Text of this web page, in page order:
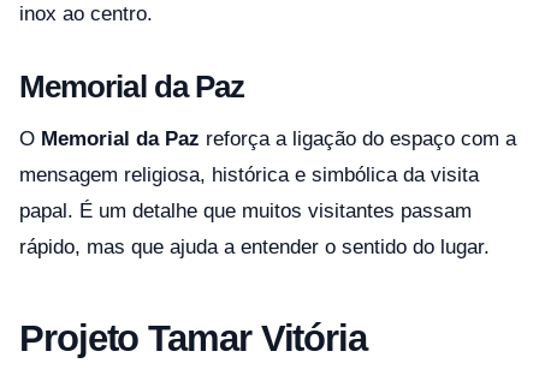
inox ao centro.
Memorial da Paz
O Memorial da Paz reforça a ligação do espaço com a
mensagem religiosa, histórica e simbólica da visita
papal. É um detalhe que muitos visitantes passam
rápido, mas que ajuda a entender o sentido do lugar.
Projeto Tamar Vitória